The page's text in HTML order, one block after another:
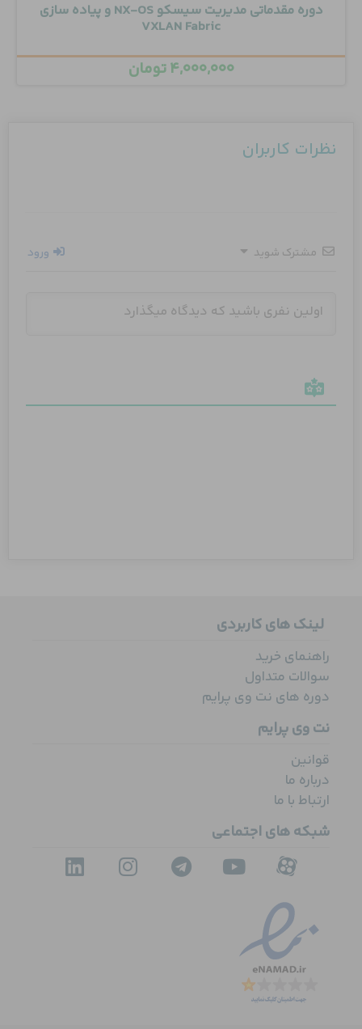
دوره مقدماتی مدیریت سیسکو NX-OS و پیاده سازی
VXLAN Fabric
۴,۰۰۰,۰۰۰تومان
نظرات کاربران
مشترک شوید ورود
لینک های کاربردی
راهنمای خرید
سوالات متداول
دوره های نت وی پرایم
نت وی پرایم
قوانین
درباره ما
ارتباط با ما
شبکه های اجتماعی